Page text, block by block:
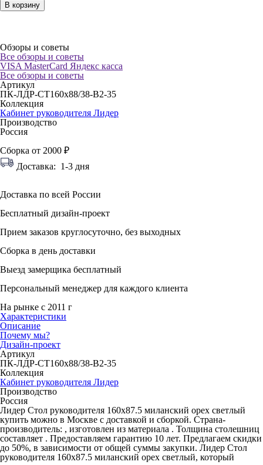
В корзину
Обзоры и советы
Все обзоры и советы
VISA MasterCard Яндекс касса
Все обзоры и советы
Артикул
ПК-ЛДР-СТ160х88/38-В2-35
Коллекция
Кабинет руководителя Лидер
Производство
Россия
Сборка от 2000 ₽
Доставка: 1-3 дня
Доставка по всей России
Бесплатный дизайн-проект
Прием заказов круглосуточно, без выходных
Сборка в день доставки
Выезд замерщика бесплатный
Персональный менеджер для каждого клиента
На рынке с 2011 г
Характеристики
Описание
Почему мы?
Дизайн-проект
Артикул
ПК-ЛДР-СТ160х88/38-В2-35
Коллекция
Кабинет руководителя Лидер
Производство
Россия
Лидер Стол руководителя 160x87.5 миланский орех светлый
купить можно в Москве с доставкой и сборкой. Страна-
производитель: , изготовлен из материала . Толщина столешниц
составляет . Предоставляем гарантию 10 лет. Предлагаем скидки
до 50%, в зависимости от общей суммы закупки. Лидер Стол
руководителя 160x87.5 миланский орех светлый, который